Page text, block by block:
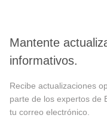
Mantente
informativos.
Recibe actualizaciones
parte de los expertos de
tu correo electrónico.